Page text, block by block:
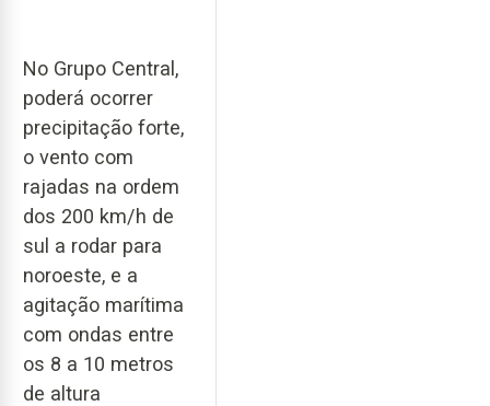
No Grupo Central,
poderá ocorrer
precipitação forte,
o vento com
rajadas na ordem
dos 200 km/h de
sul a rodar para
noroeste, e a
agitação marítima
com ondas entre
os 8 a 10 metros
de altura